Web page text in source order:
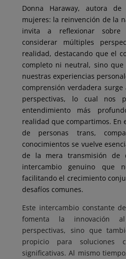
Donna Haraway, autora de
mujeres: la reinvención de la
invita a reflexionar
considerar múltiples
realidad, destacando que el
completo ni neutral, sino que
nuestras experiencias
comprensión verdadera
perspectivas, lo cual nos
entendimiento más
realidad que compartimos. En
de personas trans,
conocimientos se vuelve
de la mera transmisión de
intercambio genuino que
facilitando el crecimiento
desafíos comunes.
Este intercambio constante
fomenta la innovación
perspectivas, sino que
propicio para soluciones
significativas. Al mismo